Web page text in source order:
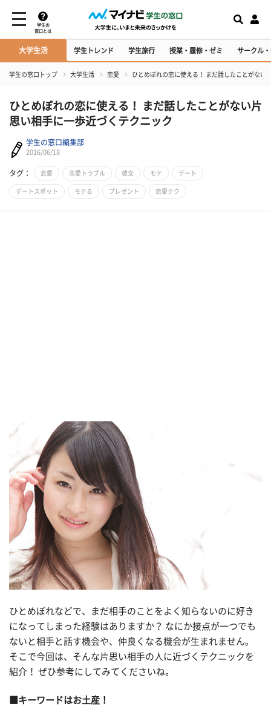
学生の
窓口とは
大学生活 学生トレンド 学生旅行 授業・履修・ゼミ サークル
学生の窓口トップ 大学生活 恋愛 ひとめぼれの恋に使える！ まだ話したことがない
ひとめぼれの恋に使える！ まだ話したことがない片
思い相手に一歩近づくテクニック
学生の窓口編集部
2016/06/18
タグ： 恋愛 恋愛トラブル 彼女 モテ デート
デートスポット モテる プレゼント 恋愛テク
ひとめぼれなどで、まだ相手のことをよく知らないのに好き
になってしまった経験はありますか？ なにか接点が一つでも
ないと相手と話す機会や、仲良くなる機会が生まれません。
そこで今回は、そんな片思い相手の人に近づくテクニックを
紹介！ ぜひ参考にしてみてくださいね。
■キーワードはお土産！